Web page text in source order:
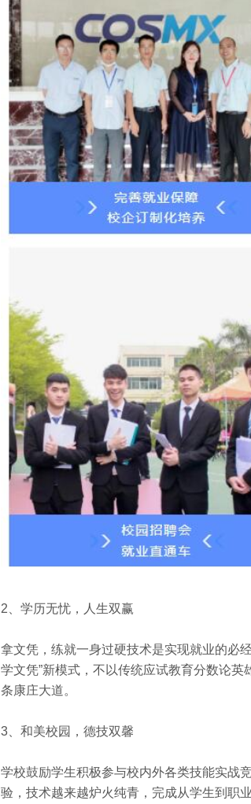
2 、学历无忧，人生双赢
拿文凭，练就一身过硬技术是实现就业的必
学文凭”新模式，不以传统应试教育分数论
条康庄大道。
3 、和美校园，德技双馨
学校鼓励学生积极参与校内外各类技能实战
验，技术越来越炉火纯青，完成从学生到职业